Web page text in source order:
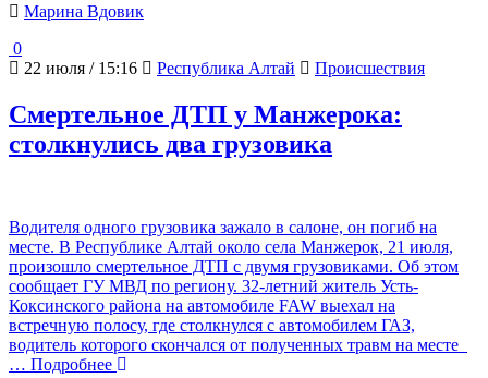
Марина Вдовик
0
22 июля / 15:16
Республика Алтай Происшествия
Смертельное ДТП у Манжерока:
столкнулись два грузовика
Водителя одного грузовика зажало в салоне, он погиб на
месте. В Республике Алтай около села Манжерок, 21 июля,
произошло смертельное ДТП с двумя грузовиками. Об этом
сообщает ГУ МВД по региону. 32-летний житель Усть-
Коксинского района на автомобиле FAW выехал на
встречную полосу, где столкнулся с автомобилем ГАЗ,
водитель которого скончался от полученных травм на месте
… Подробнее